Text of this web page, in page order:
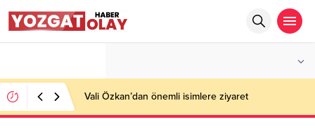
Vali Özkan’dan önemli isimlere ziyaret